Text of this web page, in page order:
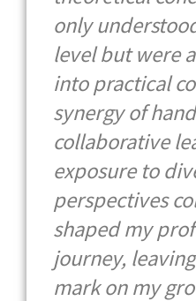
only
level but were
into practical
synergy of
collaborative
exposure to
perspectives
shaped my
journey,
mark on my